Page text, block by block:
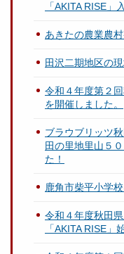
「AKITA RISE」
あきたの農業農
田沢二期地区の
令和４年度第２
を開催しました。
ブラウブリッツ
田の里地里山５
た！
鹿角市柴平小学
令和４年度秋田
「AKITA RISE